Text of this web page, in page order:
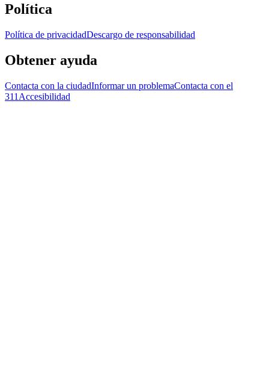
Política
Política de privacidadDescargo de responsabilidad
Obtener ayuda
Contacta con la ciudadInformar un problemaContacta con el
311 Accesibilidad